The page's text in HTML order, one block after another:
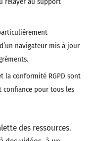
navigateur mis à jour
la conformité RGPD sont
confiance pour tous les
des ressources.